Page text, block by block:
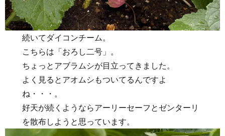
続いてダイコンチーム。
こちらは「おろし二号」。
ちょっとアブラムシが目立ってきました。
よく見るとアオムシもついてるんですよ
ね・・・。
好天が続くようならアーリーセーフとゼンターリ
を散布しようと思っています。